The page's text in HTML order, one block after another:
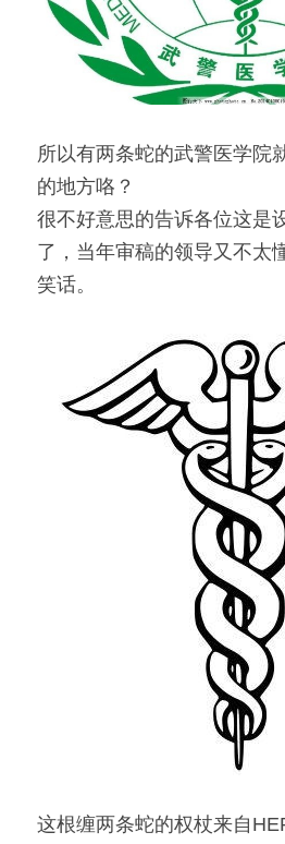
所以有两条蛇的武警医学院
的地方咯？
很不好意思的告诉各位这是
了，当年审稿的领导又不太
笑话。
这根缠两条蛇的权杖来自